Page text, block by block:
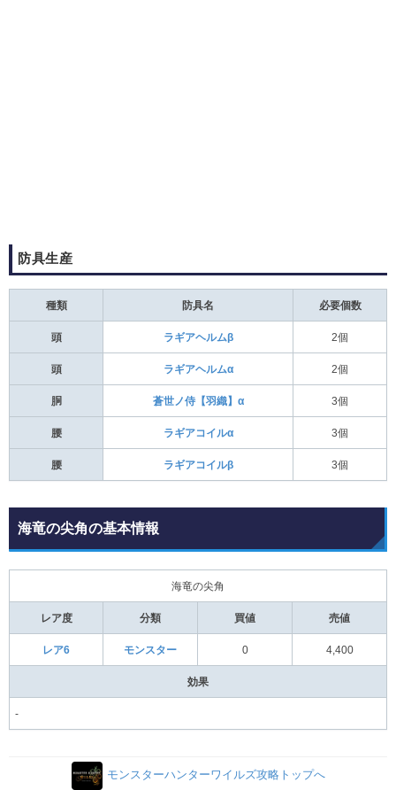
防具生産
種類 防具名 必要個数
頭 ラギアヘルムβ 2個
頭 ラギアヘルムα 2個
胴 蒼世ノ侍【羽織】α 3個
腰 ラギアコイルα 3個
腰 ラギアコイルβ 3個
海竜の尖角の基本情報
海竜の尖角
レア度 分類 買値 売値
レア6 モンスター 0 4,400
効果
-
モンスターハンターワイルズ攻略トップへ